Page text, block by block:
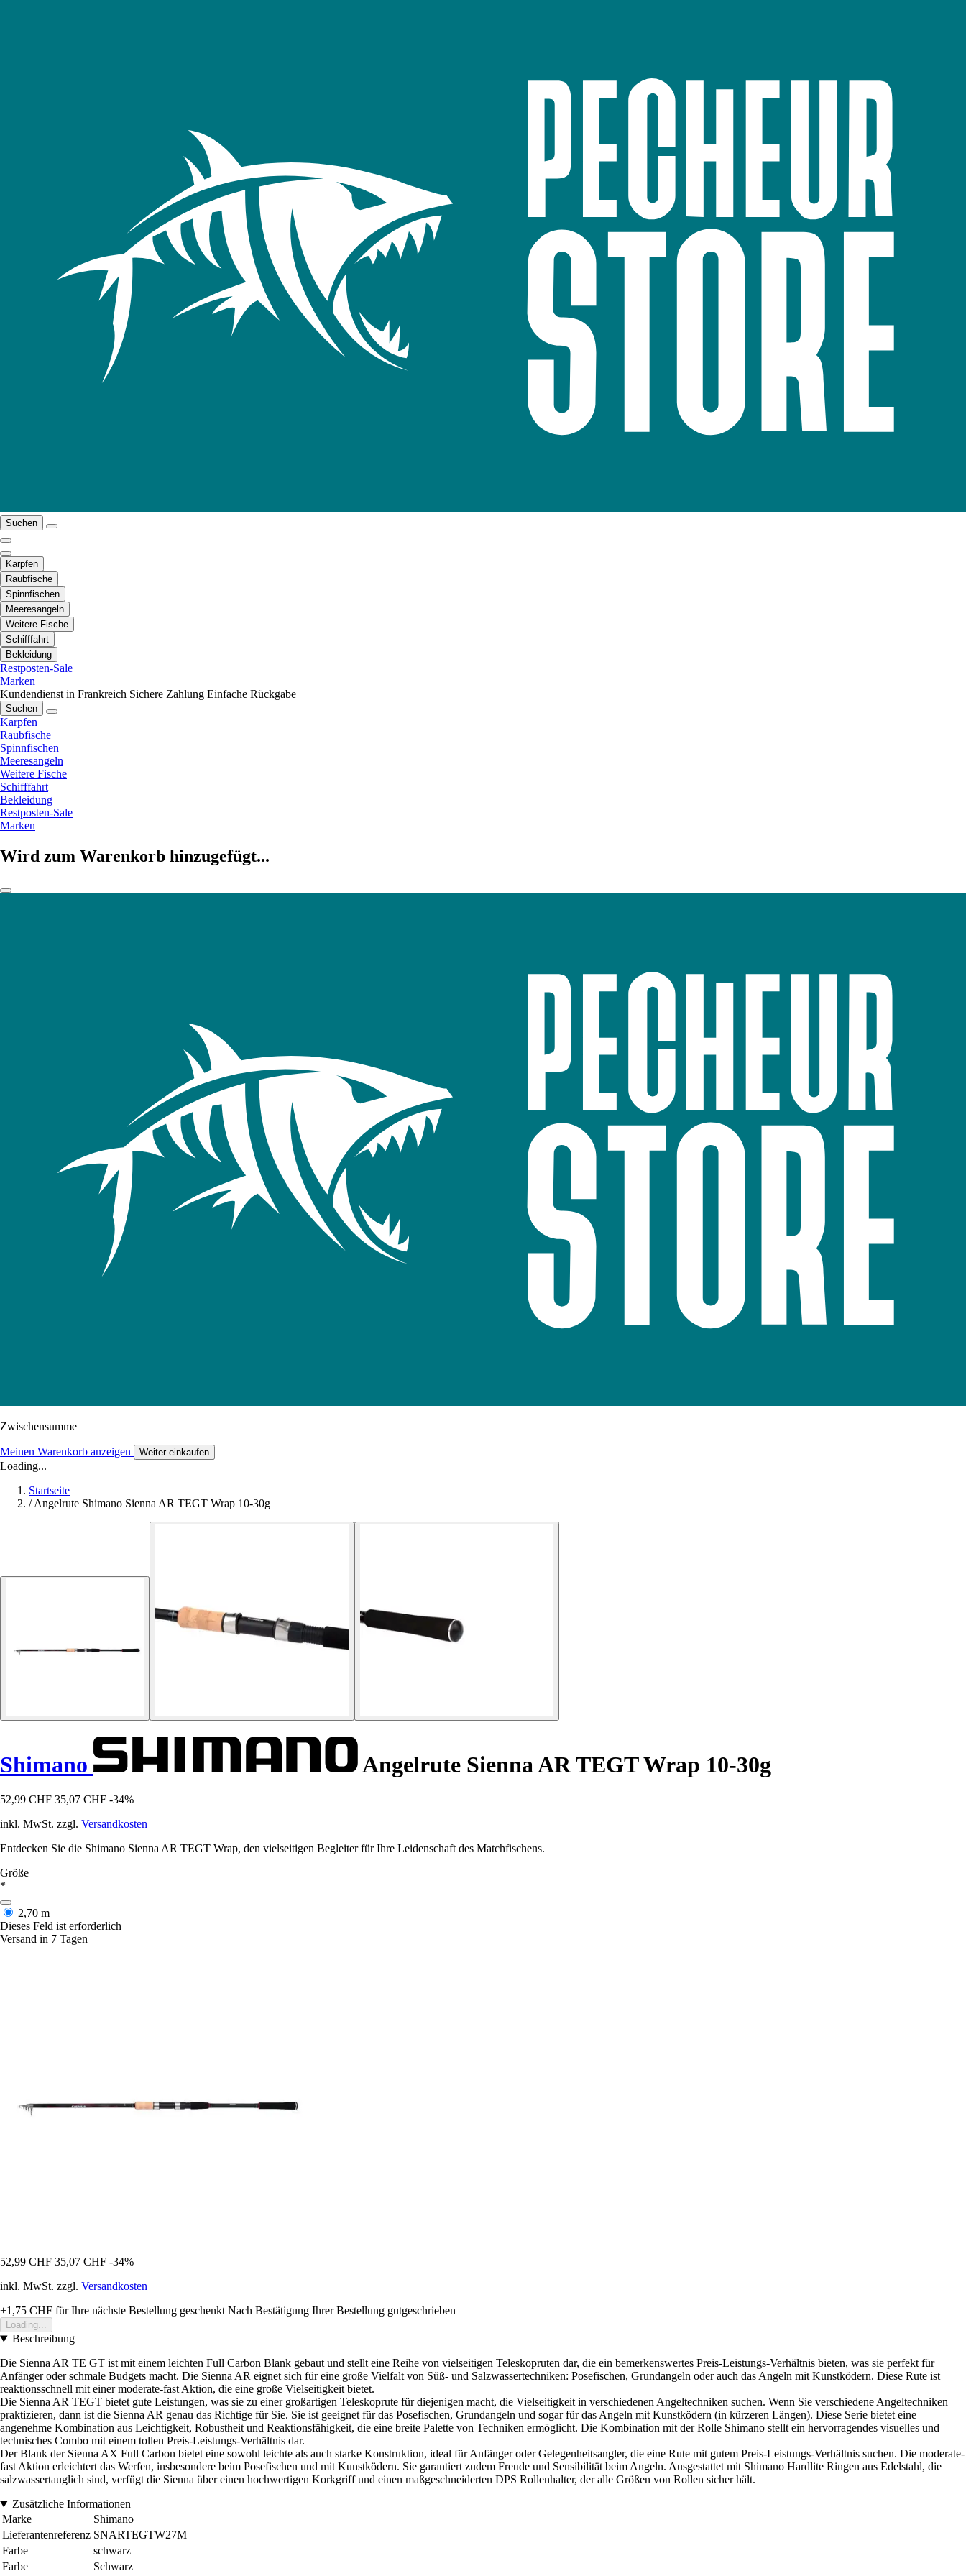
Suchen
Karpfen
Raubfische
Spinnfischen
Meeresangeln
Weitere Fische
Schifffahrt
Bekleidung
Restposten-Sale
Marken
Kundendienst in Frankreich Sichere Zahlung Einfache Rückgabe
Suchen
Karpfen
Raubfische
Spinnfischen
Meeresangeln
Weitere Fische
Schifffahrt
Bekleidung
Restposten-Sale
Marken
Wird zum Warenkorb hinzugefügt...
Zwischensumme
Meinen Warenkorb anzeigen Weiter einkaufen
Loading...
Startseite
/ Angelrute Shimano Sienna AR TEGT Wrap 10-30g
Shimano Angelrute Sienna AR TEGT Wrap 10-30g
52,99 CHF 35,07 CHF -34%
inkl. MwSt. zzgl. Versandkosten
Entdecken Sie die Shimano Sienna AR TEGT Wrap, den vielseitigen Begleiter für Ihre Leidenschaft des Matchfischens.
Größe
*
2,70 m
Dieses Feld ist erforderlich
Versand in 7 Tagen
52,99 CHF 35,07 CHF -34%
inkl. MwSt. zzgl. Versandkosten
+1,75 CHF für Ihre nächste Bestellung geschenkt Nach Bestätigung Ihrer Bestellung gutgeschrieben
Loading...
Beschreibung
Die Sienna AR TE GT ist mit einem leichten Full Carbon Blank gebaut und stellt eine Reihe von vielseitigen Teleskopruten dar, die ein bemerkenswertes Preis-Leistungs-Verhältnis bieten, was sie perfekt für
Anfänger oder schmale Budgets macht. Die Sienna AR eignet sich für eine große Vielfalt von Süß- und Salzwassertechniken: Posefischen, Grundangeln oder auch das Angeln mit Kunstködern. Diese Rute ist
reaktionsschnell mit einer moderate-fast Aktion, die eine große Vielseitigkeit bietet.
Die Sienna AR TEGT bietet gute Leistungen, was sie zu einer großartigen Teleskoprute für diejenigen macht, die Vielseitigkeit in verschiedenen Angeltechniken suchen. Wenn Sie verschiedene Angeltechniken
praktizieren, dann ist die Sienna AR genau das Richtige für Sie. Sie ist geeignet für das Posefischen, Grundangeln und sogar für das Angeln mit Kunstködern (in kürzeren Längen). Diese Serie bietet eine
angenehme Kombination aus Leichtigkeit, Robustheit und Reaktionsfähigkeit, die eine breite Palette von Techniken ermöglicht. Die Kombination mit der Rolle Shimano stellt ein hervorragendes visuelles und
technisches Combo mit einem tollen Preis-Leistungs-Verhältnis dar.
Der Blank der Sienna AX Full Carbon bietet eine sowohl leichte als auch starke Konstruktion, ideal für Anfänger oder Gelegenheitsangler, die eine Rute mit gutem Preis-Leistungs-Verhältnis suchen. Die moderate-
fast Aktion erleichtert das Werfen, insbesondere beim Posefischen und mit Kunstködern. Sie garantiert zudem Freude und Sensibilität beim Angeln. Ausgestattet mit Shimano Hardlite Ringen aus Edelstahl, die
salzwassertauglich sind, verfügt die Sienna über einen hochwertigen Korkgriff und einen maßgeschneiderten DPS Rollenhalter, der alle Größen von Rollen sicher hält.
Zusätzliche Informationen
Marke
Shimano
Lieferantenreferenz SNARTEGTW27M
Farbe
schwarz
Farbe
Schwarz